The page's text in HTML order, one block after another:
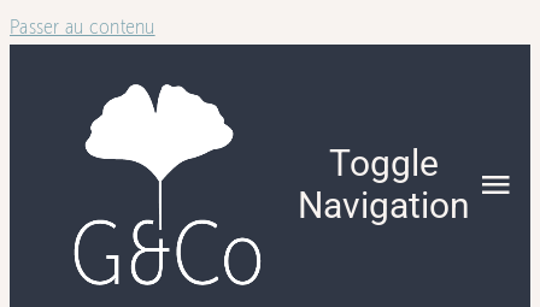
Passer au contenu
Toggle
Navigation